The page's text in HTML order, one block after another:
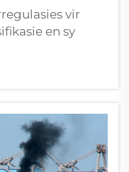
vir
en sy
Comum do
vir LED-